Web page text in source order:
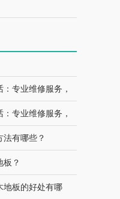
专业维修服务，
问题
专业维修服务，
问题
有哪些？
板？
地板的好处有哪